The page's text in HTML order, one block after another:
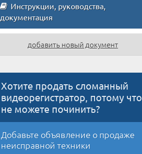
Инструкции, руководства,
документация
добавить новый документ
Хотите продать сломанный
видеорегистратор, потому что
не можете починить?
Добавьте объявление о продаже
неисправной техники